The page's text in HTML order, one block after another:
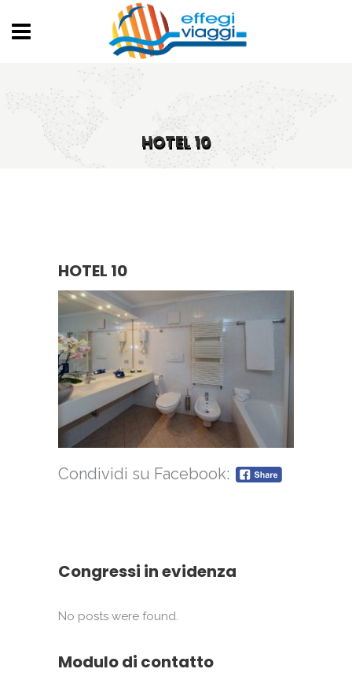
HOTEL 10
HOTEL 10
Condividi su Facebook:
Congressi in evidenza
No posts were found.
Modulo di contatto